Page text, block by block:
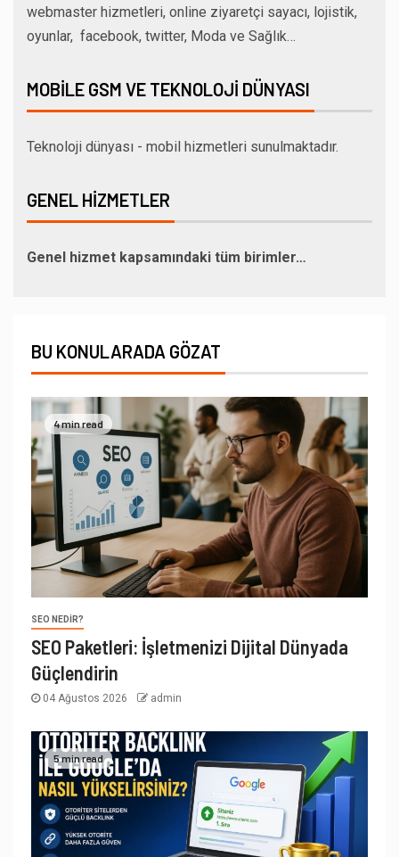
webmaster hizmetleri, online ziyaretçi sayacı, lojistik,
oyunlar, facebook, twitter, Moda ve Sağlık…
MOBILE GSM VE TEKNOLOJI DÜNYASI
Teknoloji dünyası - mobil hizmetleri sunulmaktadır.
GENEL HIZMETLER
Genel hizmet kapsamındaki tüm birimler…
BU KONULARADA GÖZAT
4 min read
SEO NEDIR?
SEO Paketleri: İşletmenizi Dijital Dünyada
Güçlendirin
04 Ağustos 2026 admin
5 min read